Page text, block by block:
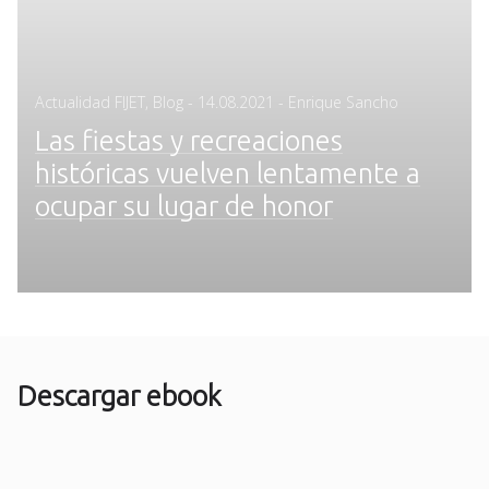
Actualidad FIJET Blog - Posted
14.08.2021 - Enrique Sancho
Las fiestas y recreaciones
históricas vuelven lentamente a
ocupar su lugar de honor
Descargar ebook